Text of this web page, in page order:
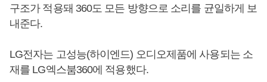
구조가 적용돼 360도 모든 방향으로 소리를 균일하게 보
내준다.
LG전자는 고성능(하이엔드) 오디오제품에 사용되는 소
재를 LG엑스붐360에 적용했다.